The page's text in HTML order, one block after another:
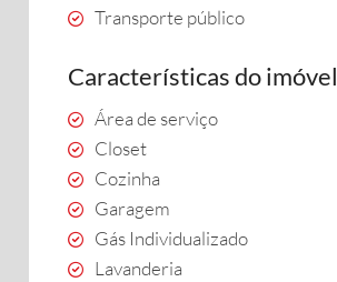
Transporte público
Características do imóvel
Área de serviço
Closet
Cozinha
Garagem
Gás Individualizado
Lavanderia